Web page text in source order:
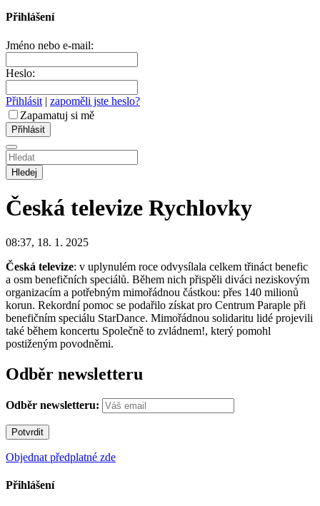
Přihlášení
Jméno nebo e-mail:
Heslo:
Přihlásit | zapoměli jste heslo?
Zapamatuj si mě
Hledej
Česká televize Rychlovky
08:37, 18. 1. 2025
Česká televize: v uplynulém roce odvysílala celkem třináct benefic
a osm benefičních speciálů. Během nich přispěli diváci neziskovým
organizacím a potřebným mimořádnou částkou: přes 140 milionů
korun. Rekordní pomoc se podařilo získat pro Centrum Paraple při
benefičním speciálu StarDance. Mimořádnou solidaritu lidé projevili
také během koncertu Společně to zvládnem!, který pomohl
postiženým povodněmi.
Odběr newsletteru
Odběr newsletteru:
Objednat předplatné zde
Přihlášení